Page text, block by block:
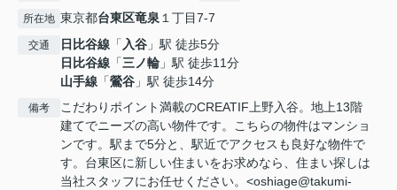
所在地 東京都台東区竜泉 １丁目7-7
交通 日比谷線 「 入谷 」駅 徒歩5分
日比谷線 「三ノ輪 」駅 徒歩11分
山手線 「鶯谷 」駅 徒歩14分
備考
こだわりポイント満載のCREATIF上野入谷。地上13階
建てでニーズの高い物件です。こちらの物件はマンショ
ンです。駅まで5分と、駅近でアクセスも良好な物件で
す。台東区に新しい住まいをお求めなら、住まい探しは
当社スタッフにお任せください。<oshiage@takumi-